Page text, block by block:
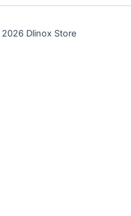
Dlinox Store